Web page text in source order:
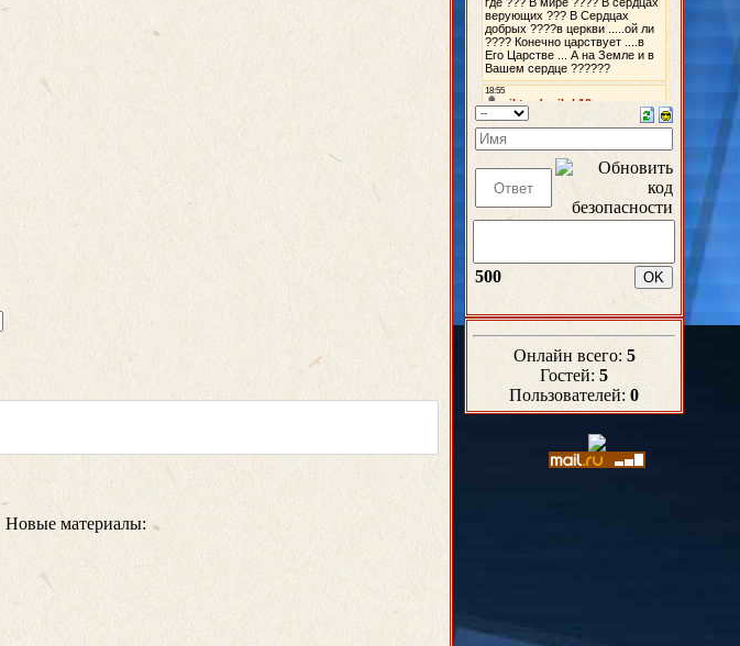
Новые материалы:
500
Онлайн всего: 5
Гостей: 5
Пользователей: 0